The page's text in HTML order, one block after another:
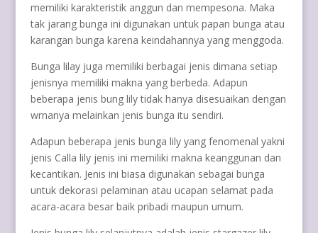
memiliki karakteristik anggun dan mempesona. Maka
tak jarang bunga ini digunakan untuk papan bunga atau
karangan bunga karena keindahannya yang menggoda.
Bunga lilay juga memiliki berbagai jenis dimana setiap
jenisnya memiliki makna yang berbeda. Adapun
beberapa jenis bung lily tidak hanya disesuaikan dengan
wrnanya melainkan jenis bunga itu sendiri.
Adapun beberapa jenis bunga lily yang fenomenal yakni
jenis Calla lily jenis ini memiliki makna keanggunan dan
kecantikan. Jenis ini biasa digunakan sebagai bunga
untuk dekorasi pelaminan atau ucapan selamat pada
acara-acara besar baik pribadi maupun umum.